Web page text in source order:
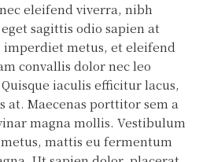
eleifend viverra, nibh
sagittis odio sapien at
imperdiet metus, et eleifend
convallis dolor nec leo
iaculis efficitur lacus,
at. Maecenas porttitor sem a
magna mollis. Vestibulum
mattis eu fermentum